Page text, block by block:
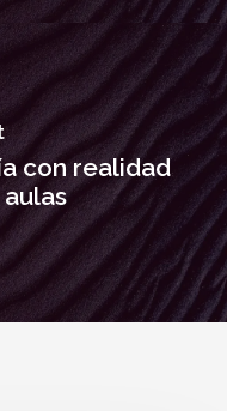
con realidad